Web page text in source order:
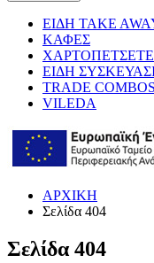
ΕΙΔΗ TAKE
ΚΑΦΕΣ
ΕΙΔΗ
TRADE COMBOS
VILEDA
ΑΡΧΙΚΗ
Σελίδα 404
Σελίδα 404